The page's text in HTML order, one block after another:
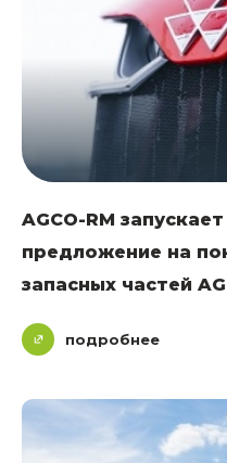
AGCO-RM
предложение на
запасных частей
подробнее